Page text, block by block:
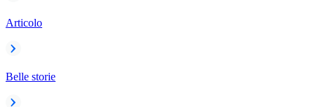
Articolo
Belle storie